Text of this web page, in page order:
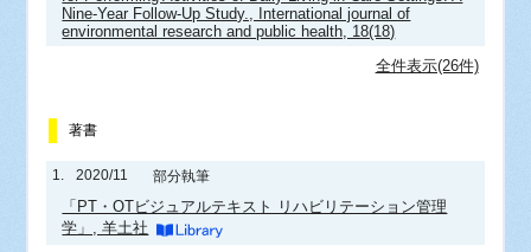
Nine-Year Follow-Up Study., International journal of
environmental research and public health, 18(18)
全件表示(26件)
著書
1. 2020/11 部分執筆
「PT・OTビジュアルテキスト リハビリテーション管理
学」, 羊土社